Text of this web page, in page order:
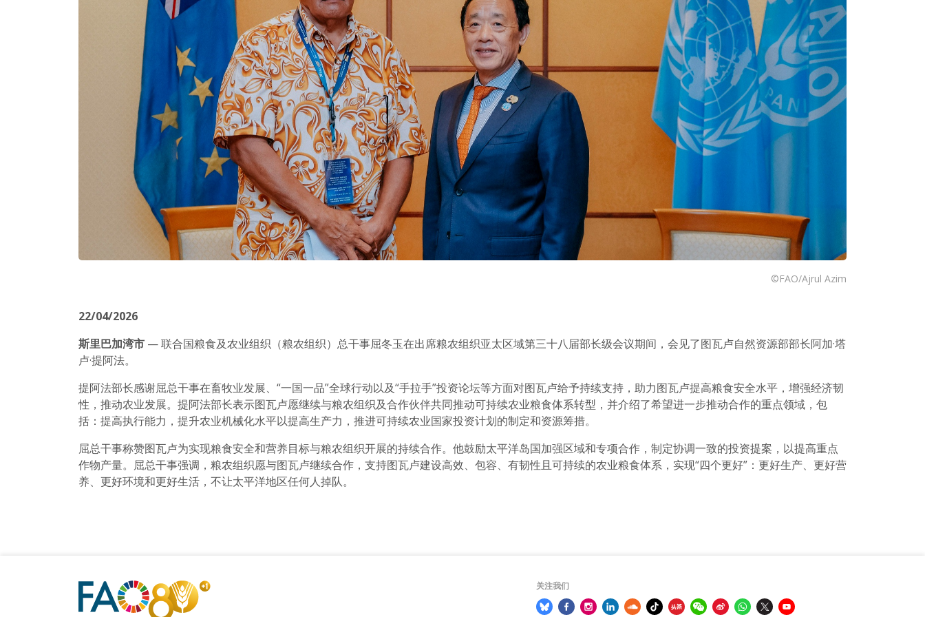
©FAO/Ajrul Azim
22/04/2026
斯里巴加湾市 — 联合国粮食及农业组织（粮农组织）总干事屈冬玉在出席粮农组织亚太区域第三十八届部长级会议期间，会见了图瓦卢自然资源部部长阿加·塔
卢·提阿法。
提阿法部长感谢屈总干事在畜牧业发展、“一国一品”全球行动以及“手拉手”投资论坛等方面对图瓦卢给予持续支持，助力图瓦卢提高粮食安全水平，增强经济韧
性，推动农业发展。提阿法部长表示图瓦卢愿继续与粮农组织及合作伙伴共同推动可持续农业粮食体系转型，并介绍了希望进一步推动合作的重点领域，包
括：提高执行能力，提升农业机械化水平以提高生产力，推进可持续农业国家投资计划的制定和资源筹措。
屈总干事称赞图瓦卢为实现粮食安全和营养目标与粮农组织开展的持续合作。他鼓励太平洋岛国加强区域和专项合作，制定协调一致的投资提案，以提高重点
作物产量。屈总干事强调，粮农组织愿与图瓦卢继续合作，支持图瓦卢建设高效、包容、有韧性且可持续的农业粮食体系，实现“四个更好”：更好生产、更好营
养、更好环境和更好生活，不让太平洋地区任何人掉队。
关注我们